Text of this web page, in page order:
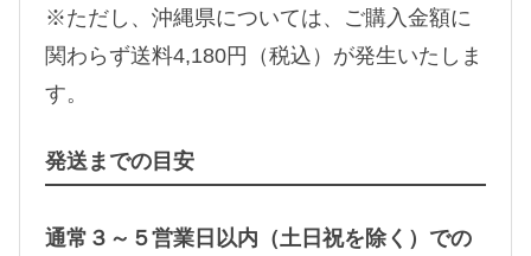
※ただし、沖縄県については、ご購入金額に
関わらず送料4,180円（税込）が発生いたしま
す。
発送までの目安
通常３～５営業日以内（土日祝を除く）での